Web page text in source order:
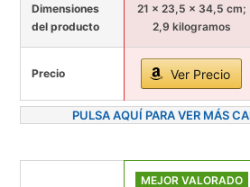
Dimensiones
del producto
21 x 23,5 x 34,5 cm;
2,9 kilogramos
Precio Ver Precio
PULSA AQUÍ PARA VER MÁS
MEJOR VALORADO